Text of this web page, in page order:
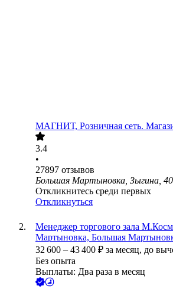
МАГНИТ, Розничная сеть.
3.4
•
27897 отзывов
Большая Мартыновка, Зыгина, 40
Откликнитесь среди первых
Откликнуться
Менеджер торгового зала
Мартыновка, Большая
32 600 – 43 400 ₽ за месяц, до
Без опыта
Выплаты: Два раза в месяц